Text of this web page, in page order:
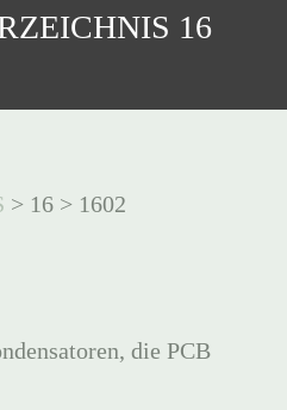
16
> 16> 1602
die PCB